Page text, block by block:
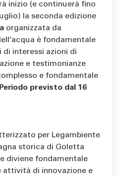
inizio (e continuerà fino
la seconda edizione
organizzata da
è fondamentale
interessi azioni di
e testimonianze
e fondamentale
Periodo previsto dal 16
per Legambiente
storica di Goletta
diviene fondamentale
attività di innovazione e